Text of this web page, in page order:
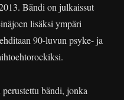
Bändi on julkaissut
lisäksi ympäri
90-luvun psyke- ja
bändi, jonka